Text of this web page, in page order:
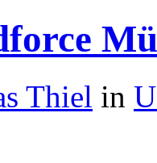
Thiel in